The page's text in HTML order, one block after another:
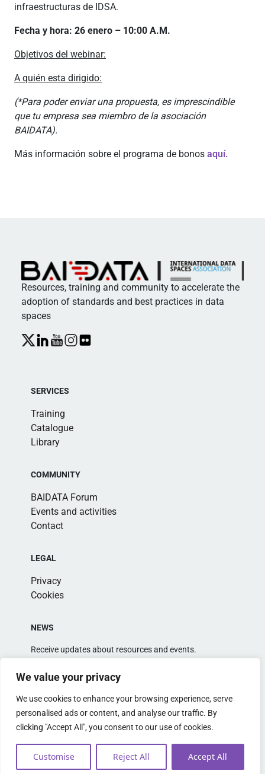
We value your privacy
We use cookies to enhance your browsing experience, serve
personalised ads or content, and analyse our traffic. By
clicking "Accept All", you consent to our use of cookies.
Customise Reject All Accept All
infraestructuras de IDSA.
Fecha y hora: 26 enero – 10:00 A.M.
Objetivos del webinar:
A quién esta dirigido:
(*Para poder enviar una propuesta, es imprescindible
que tu empresa sea miembro de la asociación
BAIDATA).
Más información sobre el programa de bonos aquí.
Resources, training and community to accelerate the
adoption of standards and best practices in data
spaces
SERVICES
Training
Catalogue
Library
COMMUNITY
BAIDATA Forum
Events and activities
Contact
LEGAL
Privacy
Cookies
NEWS
Receive updates about resources and events.